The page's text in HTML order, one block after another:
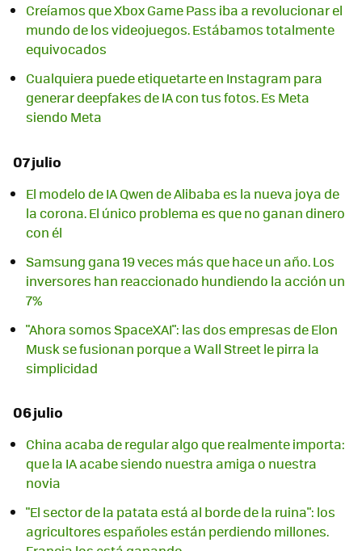
Creíamos que Xbox Game Pass iba a revolucionar el
mundo de los videojuegos. Estábamos totalmente
equivocados
Cualquiera puede etiquetarte en Instagram para
generar deepfakes de IA con tus fotos. Es Meta
siendo Meta
07 julio
El modelo de IA Qwen de Alibaba es la nueva joya de
la corona. El único problema es que no ganan dinero
con él
Samsung gana 19 veces más que hace un año. Los
inversores han reaccionado hundiendo la acción un
7%
"Ahora somos SpaceXAI": las dos empresas de Elon
Musk se fusionan porque a Wall Street le pirra la
simplicidad
06 julio
China acaba de regular algo que realmente importa:
que la IA acabe siendo nuestra amiga o nuestra
novia
"El sector de la patata está al borde de la ruina": los
agricultores españoles están perdiendo millones.